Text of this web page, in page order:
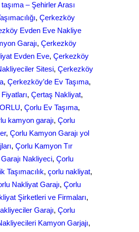
– Şehirler Arası
, Çerkezköy
Evden Eve Nakliye
Garajı, Çerkezköy
Evden Eve, Çerkezköy
Sitesi, Çerkezköy
, Çerkezköy’de Ev Taşıma
, Çertaş Nakliyat
, Çorlu Ev Taşıma
kamyon garajı, Çorlu
, Çorlu Kamyon Garajı yol
, Çorlu Kamyon Tır
Nakliyeci, Çorlu
Taşımacılık, çorlu nakliyat
Nakliyat Garajı, Çorlu
Şirketleri ve Firmaları
Garajı, Çorlu
Kamyon Garjajı